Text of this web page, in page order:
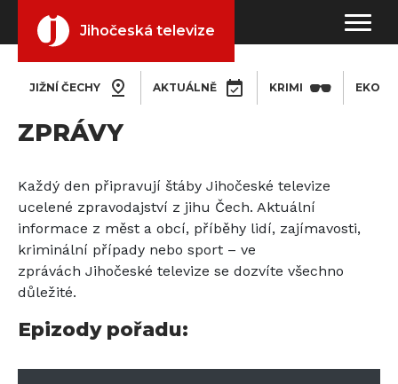
Jihočeská televize
JIŽNÍ ČECHY AKTUÁLNĚ KRIMI
ZPRÁVY
Každý den připravují štáby Jihočeské televize
ucelené zpravodajství z jihu Čech. Aktuální
informace z měst a obcí, příběhy lidí, zajímavosti,
kriminální případy nebo sport – ve
zprávách Jihočeské televize se dozvíte všechno
důležité.
Epizody pořadu: